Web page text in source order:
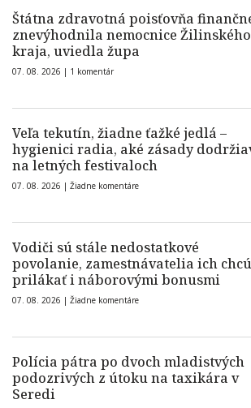
Štátna zdravotná poisťovňa
znevýhodnila nemocnice Žilinského
kraja, uviedla župa
07. 08. 2026 | 1 komentár
Veľa tekutín, žiadne ťažké jedlá –
hygienici radia, aké zásady
na letných festivaloch
07. 08. 2026 | Žiadne komentáre
Vodiči sú stále nedostatkové
povolanie, zamestnávatelia ich chcú
prilákať i náborovými bonusmi
07. 08. 2026 | Žiadne komentáre
Polícia pátra po dvoch mladistvých
podozrivých z útoku na taxikára v
Seredi